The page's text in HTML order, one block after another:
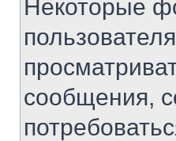
Некоторые
сообщения,